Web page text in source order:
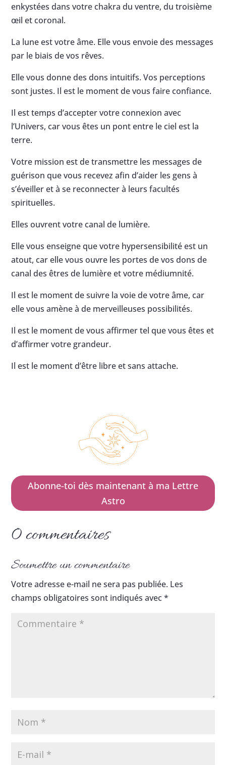
enkystées dans votre chakra du ventre, du troisième
œil et coronal.
La lune est votre âme. Elle vous envoie des messages
par le biais de vos rêves.
Elle vous donne des dons intuitifs. Vos perceptions
sont justes. Il est le moment de vous faire confiance.
Il est temps d’accepter votre connexion avec
l’Univers, car vous êtes un pont entre le ciel est la
terre.
Votre mission est de transmettre les messages de
guérison que vous recevez afin d’aider les gens à
s’éveiller et à se reconnecter à leurs facultés
spirituelles.
Elles ouvrent votre canal de lumière.
Elle vous enseigne que votre hypersensibilité est un
atout, car elle vous ouvre les portes de vos dons de
canal des êtres de lumière et votre médiumnité.
Il est le moment de suivre la voie de votre âme, car
elle vous amène à de merveilleuses possibilités.
Il est le moment de vous affirmer tel que vous êtes et
d’affirmer votre grandeur.
Il est le moment d’être libre et sans attache.
Abonne-toi dès maintenant à ma Lettre
Astro
0 commentaires
Soumettre un commentaire
Votre adresse e-mail ne sera pas publiée. Les
champs obligatoires sont indiqués avec*